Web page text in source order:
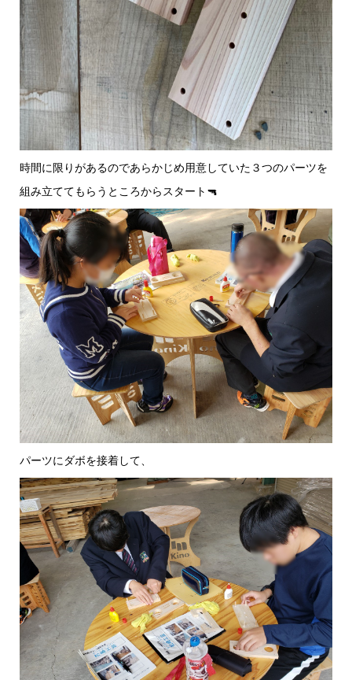
時間に限りがあるのであらかじめ用意していた３つのパーツを
組み立ててもらうところからスタート🔫
パーツにダボを接着して、